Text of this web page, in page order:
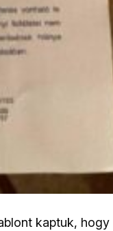
kaptuk, hogy